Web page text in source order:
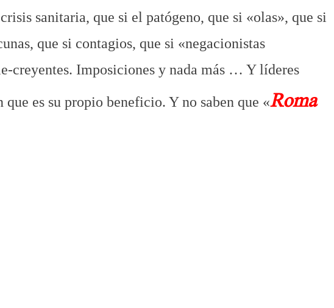
sanitaria, que si el patógeno, que si «olas», que si
que si contagios, que si «negacionistas
creyentes. Imposiciones y nada más … Y líderes
es su propio beneficio. Y no saben que «Roma